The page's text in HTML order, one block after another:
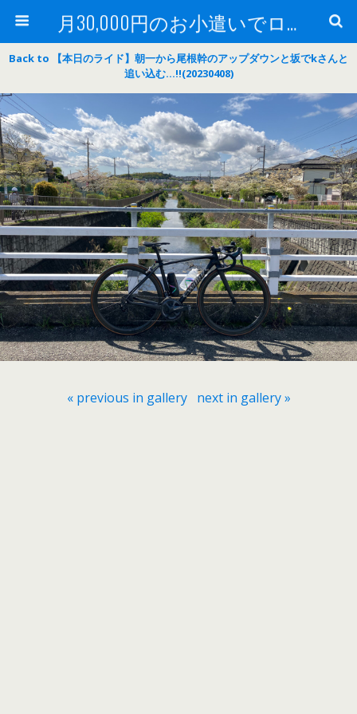
月30,000円のお小遣いでロードバイク
Back to 【本日のライド】朝一から尾根幹のアップダウンと坂でkさんと
追い込む…‼(20230408)
« previous in gallery next in gallery »